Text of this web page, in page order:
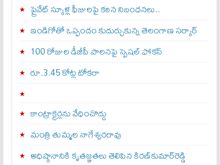
ప్రైవేట్ స్కూళ్ల ఫీజులపై కఠిన నిబంధనలు..
ఇండిగోతో ఒప్పందం కుదుర్చుకున్న తెలంగాణ స‌ర్కార్
100 రోజుల డీజీపీ పాలనపై స్పెషల్ ఫోకస్
రూ.3.45 కోట్ల టోకరా
కాంట్రాక్టర్లను వేధించొద్దు
మంత్రి తుమ్మల నాగేశ్వరరావు
అధిష్ఠానానికి కృతజ్ఞతలు తెలిపిన కిరణ్‌కుమార్‌రెడ్డి